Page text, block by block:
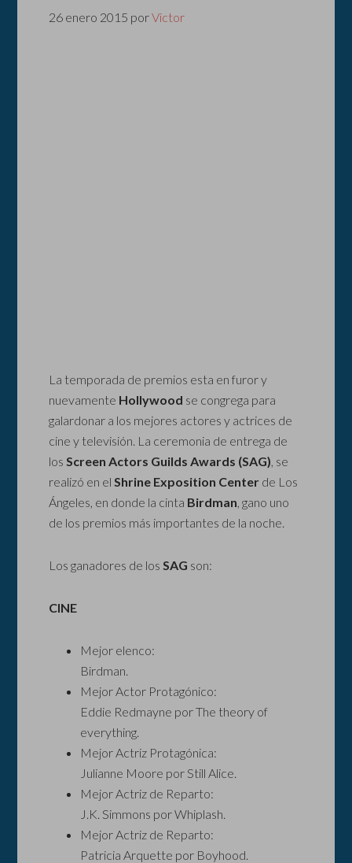
26 enero 2015 porVictor
La temporada de premios esta en furor y
nuevamente Hollywood se congrega para
galardonar a los mejores actores y actrices de
cine y televisión. La ceremonia de entrega de
losScreen Actors Guilds Awards (SAG), se
realizó en elShrine Exposition Center de Los
Ángeles, en donde la cinta Birdman, gano uno
de los premios más importantes de la noche.
Los ganadores de losSAG son:
CINE
Mejor elenco:
Birdman.
Mejor Actor Protagónico:
Eddie Redmayne por The theory of
everything.
Mejor Actriz Protagónica:
Julianne Moore por Still Alice.
Mejor Actriz de Reparto:
J.K. Simmons por Whiplash.
Mejor Actriz de Reparto:
Patricia Arquette por Boyhood.